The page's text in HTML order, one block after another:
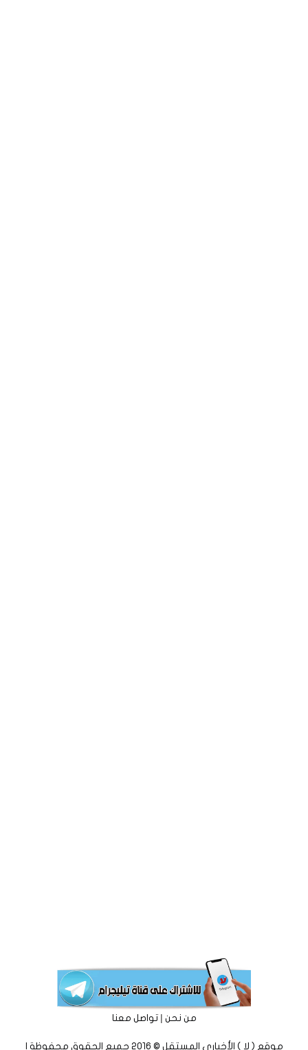
من نحن|تواصل معنا
موقع ( لا ) الأخباري المستقل © 2016 جميع الحقوق محفوظة |